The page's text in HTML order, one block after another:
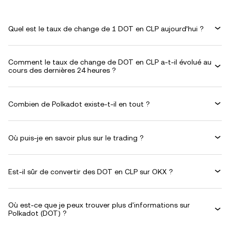
Quel est le taux de change de 1 DOT en CLP aujourd’hui ?
Comment le taux de change de DOT en CLP a-t-il évolué au
cours des dernières 24 heures ?
Combien de Polkadot existe-t-il en tout ?
Où puis-je en savoir plus sur le trading ?
Est-il sûr de convertir des DOT en CLP sur OKX ?
Où est-ce que je peux trouver plus d'informations sur
Polkadot (DOT) ?